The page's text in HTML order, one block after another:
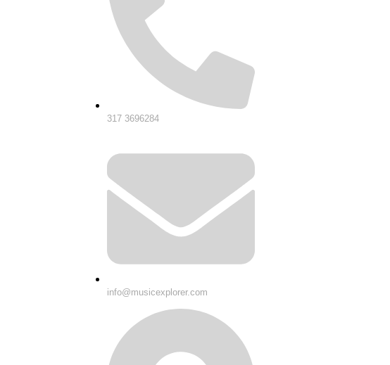
317 3696284
info@musicexplorer.com